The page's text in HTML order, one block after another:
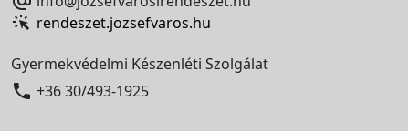
rendeszet.jozsefvaros.hu
Gyermekvédelmi Készenléti Szolgálat
 +36 30/493-1925